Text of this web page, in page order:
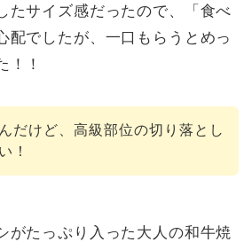
たサイズ感だったので、「食べ
配でしたが、一口もらうとめっ
！！
だけど、高級部位の切り落とし
！
がたっぷり入った大人の和牛焼